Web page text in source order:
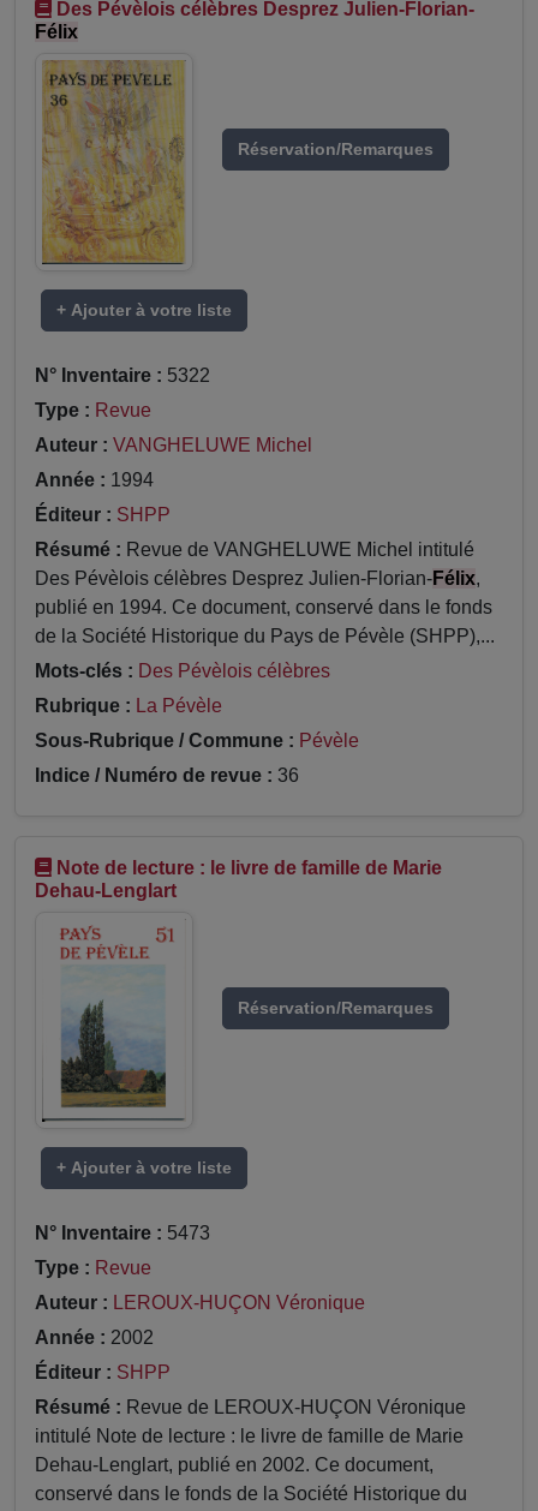
Des Pévèlois célèbres Desprez Julien-Florian-
Félix
Réservation/Remarques
+ Ajouter à votre liste
N° Inventaire : 5322
Type : Revue
Auteur : VANGHELUWE Michel
Année : 1994
Éditeur : SHPP
Résumé : Revue de VANGHELUWE Michel intitulé
Des Pévèlois célèbres Desprez Julien-Florian-Félix,
publié en 1994. Ce document, conservé dans le fonds
de la Société Historique du Pays de Pévèle (SHPP),...
Mots-clés : Des Pévèlois célèbres
Rubrique : La Pévèle
Sous-Rubrique / Commune : Pévèle
Indice / Numéro de revue : 36
Note de lecture : le livre de famille de Marie
Dehau-Lenglart
Réservation/Remarques
+ Ajouter à votre liste
N° Inventaire : 5473
Type : Revue
Auteur : LEROUX-HUÇON Véronique
Année : 2002
Éditeur : SHPP
Résumé : Revue de LEROUX-HUÇON Véronique
intitulé Note de lecture : le livre de famille de Marie
Dehau-Lenglart, publié en 2002. Ce document,
conservé dans le fonds de la Société Historique du